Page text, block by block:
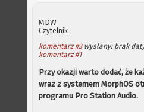
MDW
Czytelnik
komentarz #3wysłany: brak
komentarz #1
Przy okazji warto dodać, że
wraz z systemem MorphOS
programu Pro Station Audio.